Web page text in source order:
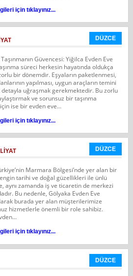
için tıklayınız...
DÜZCE
Taşınmanın Güvencesi: Yiğilca Evden Eve
süreci herkesin hayatında oldukça
bir dönemdir. Eşyaların paketlenmesi,
yapılması, uygun araçların temini
uğraşmak gerekmektedir. Bu zorlu
ve sorunsuz bir taşınma
ise bir evden eve...
için tıklayınız...
DÜZCE
Marmara Bölgesi’nde yer alan bir
tarihi ve doğal güzellikleri ile ünlü
aynı zamanda iş ve ticaretin de merkezi
Bu nedenle, Gölyaka Evden Eve
burada yer alan müşterilerimize
hizmetlerle önemli bir role sahibiz.
için tıklayınız...
DÜZCE